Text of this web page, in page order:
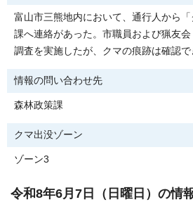
富山市三熊地内において、通行人から
課へ連絡があった。市職員および猟友
調査を実施したが、クマの痕跡は確認で
情報の問い合わせ先
森林政策課
クマ出没ゾーン
ゾーン3
令和8年6月7日（日曜日）の情